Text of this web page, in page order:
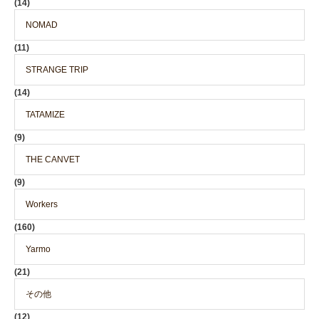
(14)
NOMAD
(11)
STRANGE TRIP
(14)
TATAMIZE
(9)
THE CANVET
(9)
Workers
(160)
Yarmo
(21)
その他